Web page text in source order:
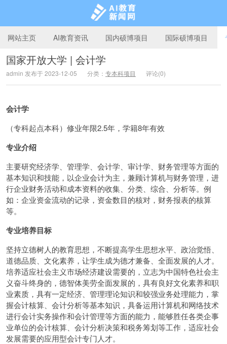
AI教育新闻网
网站主页 AI教育资讯 国内硕博项目 国际硕博项目
国家开放大学 | 会计学
admin 发布于 2023-12-05 分类： 专本科项目 评论(0)
会计学
（专科起点本科）修业年限2.5年，学籍8年有效
专业介绍
主要研究经济学、管理学、会计学、审计学、财务管理等方面的
基本知识和技能，以企业会计为主，兼顾计算机与财务管理，进
行企业财务活动和成本资料的收集、分类、综合、分析等。例
如：企业资金流动的记录，资金数目的核对，财务报表的核算
等。
专业培养目标
坚持立德树人的教育思想，不断提高学生思想水平、政治觉悟、
道德品质、文化素养，让学生成为德才兼备、全面发展的人才。
培养适应社会主义市场经济建设需要的，立志为中国特色社会主
义奋斗终身的，德智体美劳全面发展的，具有良好文化素养和职
业素质，具有一定经济、管理理论知识和较强业务处理能力，掌
握会计核算、会计分析等基本知识，具备运用计算机和网络技术
进行会计实务操作和会计管理等方面的能力，能够胜任各类企事
业单位的会计核算、会计分析决策和税务筹划等工作，适应社会
发展需要的应用型会计专门人才。